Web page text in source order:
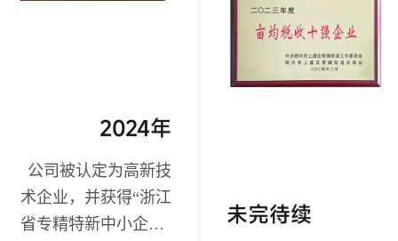
2024年
公司被认定为高新技
术企业，并获得“浙江
省专精特新中小企业”
“亩均税收十强企业”证
书；
未完待续